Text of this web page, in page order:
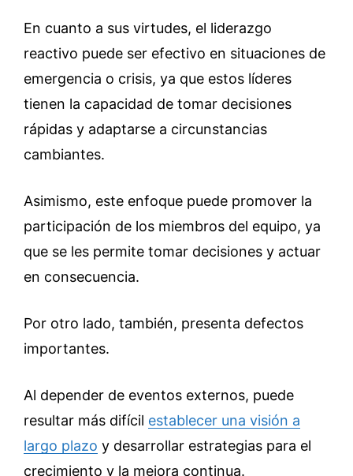
En cuanto a sus virtudes, el liderazgo
reactivo puede ser efectivo en situaciones de
emergencia o crisis, ya que estos líderes
tienen la capacidad de tomar decisiones
rápidas y adaptarse a circunstancias
cambiantes.
Asimismo, este enfoque puede promover la
participación de los miembros del equipo, ya
que se les permite tomar decisiones y actuar
en consecuencia.
Por otro lado, también, presenta defectos
importantes.
Al depender de eventos externos, puede
resultar más difícil establecer una visión a
largo plazo y desarrollar estrategias para el
crecimiento y la mejora continua.